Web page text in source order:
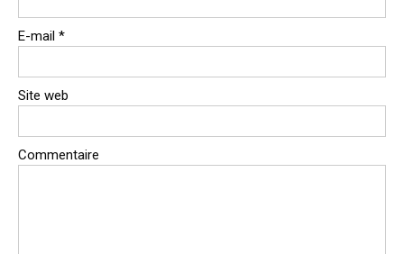
E-mail *
Site web
Commentaire